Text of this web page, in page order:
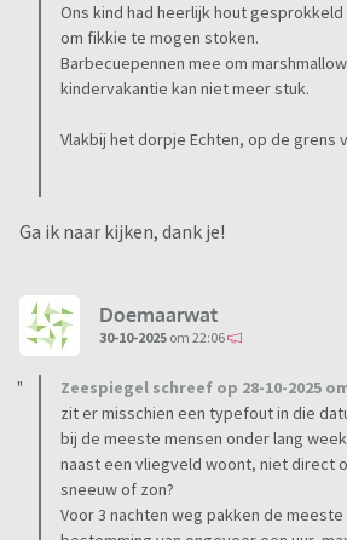
Ons kind had heerlijk hout
om fikkie te mogen stoken.
Barbecuepennen mee om
kindervakantie kan niet meer stuk.
Vlakbij het dorpje Echten, op de grens
Ga ik naar kijken, dank je!
Doemaarwat
30-10-2025 om 22:06
Zeespiegel schreef op 28-10-2025
zit er misschien een typefout in die
bij de meeste mensen onder lang
naast een vliegveld woont, niet direct
sneeuw of zon?
Voor 3 nachten weg pakken de